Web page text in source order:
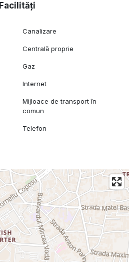
Facilități
Canalizare
Centrală proprie
Gaz
Internet
Mijloace de transport în
comun
Telefon